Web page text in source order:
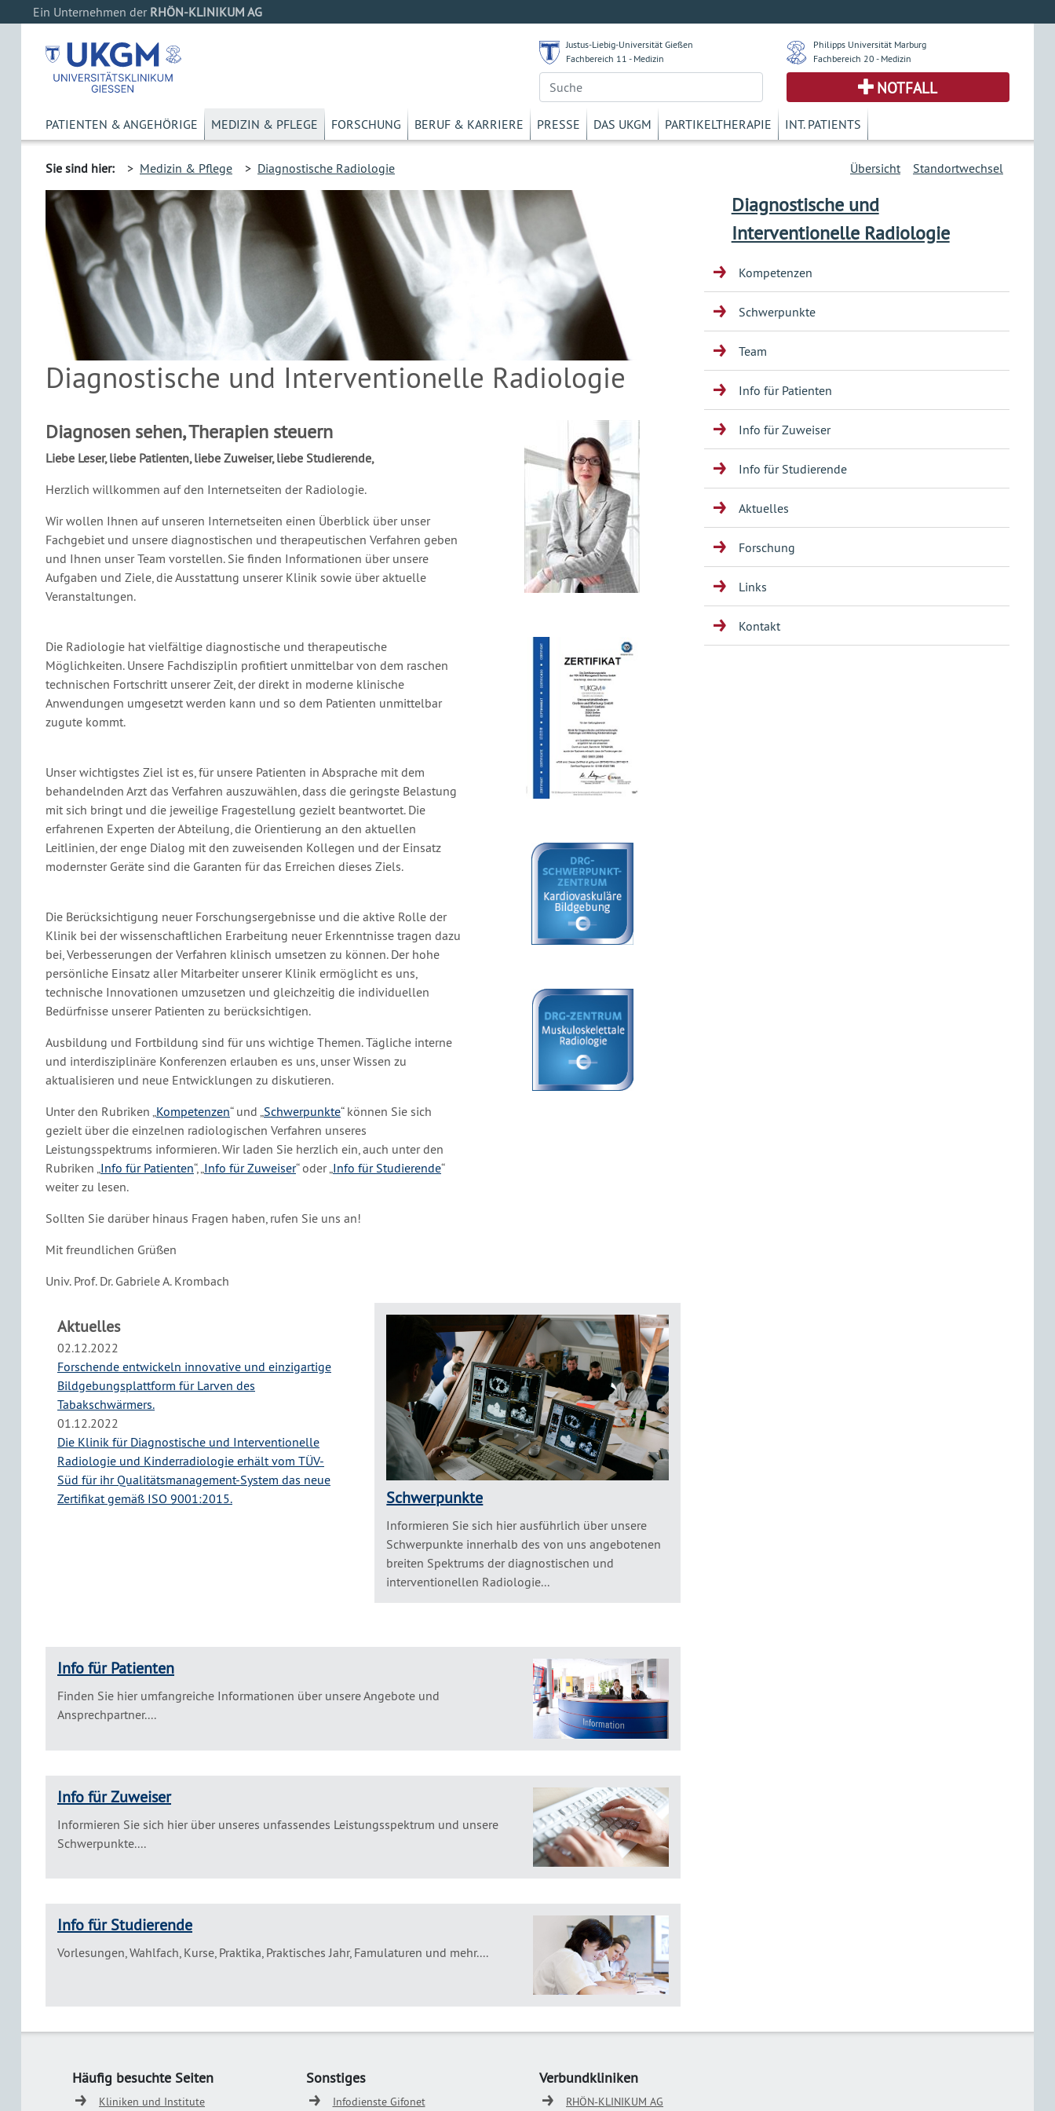
Ein Unternehmen der RHÖN-KLINIKUM AG
Justus-Liebig-Universität Gießen
Fachbereich 11 - Medizin
Philipps Universität Marburg
Fachbereich 20 - Medizin
NOTFALL
PATIENTEN & ANGEHÖRIGE MEDIZIN & PFLEGE FORSCHUNG BERUF & KARRIERE PRESSE DAS UKGM PARTIKELTHERAPIE INT. PATIENTS
Sie sind hier: > Medizin & Pflege > Diagnostische Radiologie Standortwechsel
Übersicht
Diagnostische und Interventionelle Radiologie
Diagnosen sehen, Therapien steuern
Liebe Leser, liebe Patienten, liebe Zuweiser, liebe Studierende,
Herzlich willkommen auf den Internetseiten der Radiologie.
Wir wollen Ihnen auf unseren Internetseiten einen Überblick über unser
Fachgebiet und unsere diagnostischen und therapeutischen Verfahren geben
und Ihnen unser Team vorstellen. Sie finden Informationen über unsere
Aufgaben und Ziele, die Ausstattung unserer Klinik sowie über aktuelle
Veranstaltungen.
Die Radiologie hat vielfältige diagnostische und therapeutische
Möglichkeiten. Unsere Fachdisziplin profitiert unmittelbar von dem raschen
technischen Fortschritt unserer Zeit, der direkt in moderne klinische
Anwendungen umgesetzt werden kann und so dem Patienten unmittelbar
zugute kommt.
Unser wichtigstes Ziel ist es, für unsere Patienten in Absprache mit dem
behandelnden Arzt das Verfahren auszuwählen, dass die geringste Belastung
mit sich bringt und die jeweilige Fragestellung gezielt beantwortet. Die
erfahrenen Experten der Abteilung, die Orientierung an den aktuellen
Leitlinien, der enge Dialog mit den zuweisenden Kollegen und der Einsatz
modernster Geräte sind die Garanten für das Erreichen dieses Ziels.
Die Berücksichtigung neuer Forschungsergebnisse und die aktive Rolle der
Klinik bei der wissenschaftlichen Erarbeitung neuer Erkenntnisse tragen dazu
bei, Verbesserungen der Verfahren klinisch umsetzen zu können. Der hohe
persönliche Einsatz aller Mitarbeiter unserer Klinik ermöglicht es uns,
technische Innovationen umzusetzen und gleichzeitig die individuellen
Bedürfnisse unserer Patienten zu berücksichtigen.
Ausbildung und Fortbildung sind für uns wichtige Themen. Tägliche interne
und interdisziplinäre Konferenzen erlauben es uns, unser Wissen zu
aktualisieren und neue Entwicklungen zu diskutieren.
Unter den Rubriken „Kompetenzen“ und „Schwerpunkte“ können Sie sich
gezielt über die einzelnen radiologischen Verfahren unseres
Leistungsspektrums informieren. Wir laden Sie herzlich ein, auch unter den
Rubriken „Info für Patienten“, „Info für Zuweiser“ oder „Info für Studierende“
weiter zu lesen.
Sollten Sie darüber hinaus Fragen haben, rufen Sie uns an!
Mit freundlichen Grüßen
Univ. Prof. Dr. Gabriele A. Krombach
Aktuelles
02.12.2022
Forschende entwickeln innovative und einzigartige
Bildgebungsplattform für Larven des
Tabakschwärmers.
01.12.2022
Die Klinik für Diagnostische und Interventionelle
Radiologie und Kinderradiologie erhält vom TÜV-
Süd für ihr Qualitätsmanagement-System das neue
Zertifikat gemäß ISO 9001:2015.
Schwerpunkte
Informieren Sie sich hier ausführlich über unsere
Schwerpunkte innerhalb des von uns angebotenen
breiten Spektrums der diagnostischen und
interventionellen Radiologie...
Info für Patienten
Finden Sie hier umfangreiche Informationen über unsere Angebote und
Ansprechpartner....
Info für Zuweiser
Informieren Sie sich hier über unseres unfassendes Leistungsspektrum und unsere
Schwerpunkte....
Info für Studierende
Vorlesungen, Wahlfach, Kurse, Praktika, Praktisches Jahr, Famulaturen und mehr....
Diagnostische und
Interventionelle Radiologie
Kompetenzen
Schwerpunkte
Team
Info für Patienten
Info für Zuweiser
Info für Studierende
Aktuelles
Forschung
Links
Kontakt
Häufig besuchte Seiten
Kliniken und Institute
Sonstiges
Infodienste Gifonet
Verbundkliniken
RHÖN-KLINIKUM AG